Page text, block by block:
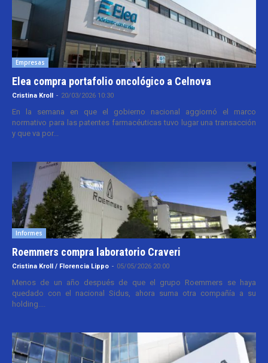
Empresas
Elea compra portafolio oncológico a Celnova
Cristina Kroll - 20/03/2026 10:30
En la semana en que el gobierno nacional aggiornó el marco
normativo para las patentes farmacéuticas tuvo lugar una transacción
y que va por...
Informes
Roemmers compra laboratorio Craveri
Cristina Kroll / Florencia Lippo - 05/05/2026 20:00
Menos de un año después de que el grupo Roemmers se haya
quedado con el nacional Sidus, ahora suma otra compañía a su
holding....